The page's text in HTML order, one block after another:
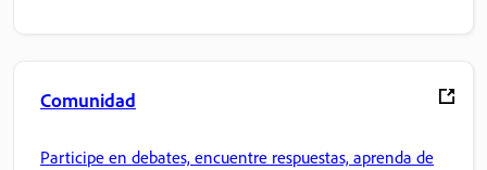
Comunidad
Participe en debates, encuentre respuestas, aprenda de